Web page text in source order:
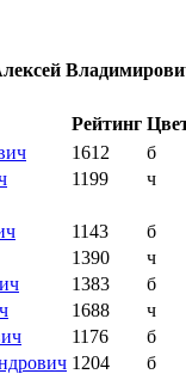
Рейтинг
1612
б
1199
ч
1143
б
1390
ч
1383
б
1688
ч
1176
б
1204
б